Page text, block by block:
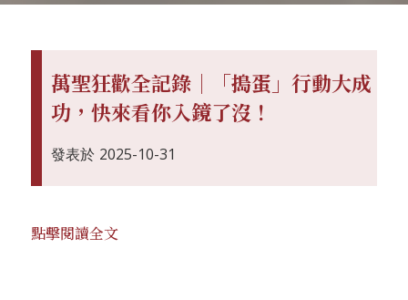
萬聖狂歡全記錄｜「搗蛋」行動大成
功，快來看你入鏡了沒！
發表於 2025-10-31
點擊閱讀全文